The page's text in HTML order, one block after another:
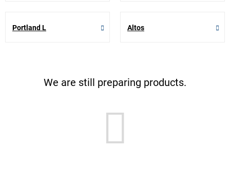
Portland L Altos
We are still preparing products.